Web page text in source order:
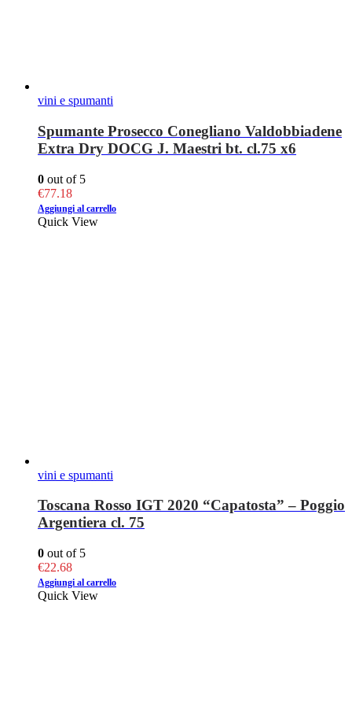
vini e spumanti
Spumante Prosecco Conegliano Valdobbiadene
Extra Dry DOCG J. Maestri bt. cl.75 x6
0 out of 5
€77.18
Aggiungi al carrello
Quick View
vini e spumanti
Toscana Rosso IGT 2020 “Capatosta” – Poggio
Argentiera cl. 75
0 out of 5
€22.68
Aggiungi al carrello
Quick View